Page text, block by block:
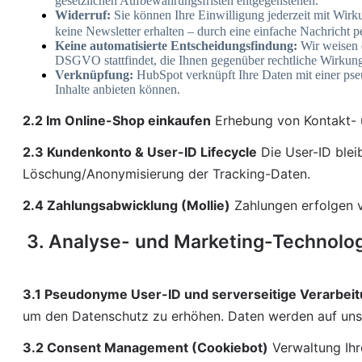
Widerruf: Sie können Ihre Einwilligung jederzeit mit
keine Newsletter erhalten – durch eine einfache Nachricht
Keine automatisierte Entscheidungsfindung: Wir weisen
DSGVO stattfindet, die Ihnen gegenüber rechtliche
Verknüpfung: HubSpot verknüpft Ihre Daten mit einer
Inhalte anbieten können.
2.2 Im Online-Shop einkaufen Erhebung von
2.3 Kundenkonto & User-ID Lifecycle Die User-ID
Löschung/Anonymisierung der Tracking-Daten.
2.4 Zahlungsabwicklung (Mollie) Zahlungen erfolgen
3. Analyse- und Marketing-
3.1 Pseudonyme User-ID und serverseitige
um den Datenschutz zu erhöhen. Daten werden auf
3.2 Consent Management (Cookiebot) Verwaltung